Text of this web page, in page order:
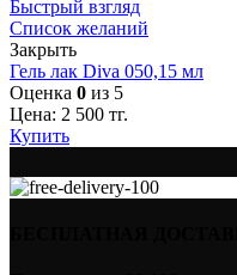
Быстрый взгляд
Список желаний
Закрыть
Гель лак Diva 050,15 мл
Оценка 0 из 5
Цена: 2 500 тг.
Купить